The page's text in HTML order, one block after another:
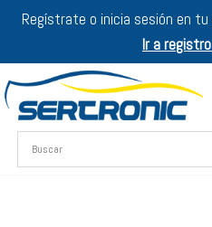
Regístrate o inicia sesión en
Ir a